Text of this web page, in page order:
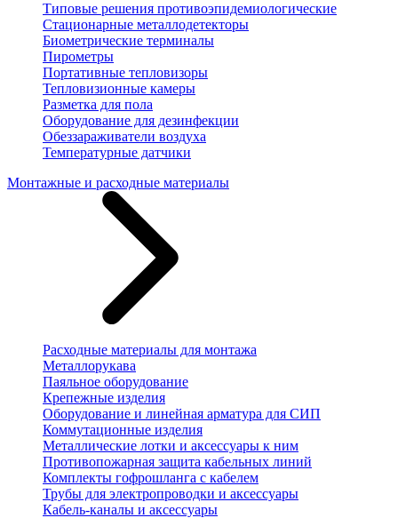
Типовые решения противоэпидемиологические
Стационарные металлодетекторы
Биометрические терминалы
Пирометры
Портативные тепловизоры
Тепловизионные камеры
Разметка для пола
Оборудование для дезинфекции
Обеззараживатели воздуха
Температурные датчики
Монтажные и расходные материалы
Расходные материалы для монтажа
Металлорукава
Паяльное оборудование
Крепежные изделия
Оборудование и линейная арматура для СИП
Коммутационные изделия
Металлические лотки и аксессуары к ним
Противопожарная защита кабельных линий
Комплекты гофрошланга с кабелем
Трубы для электропроводки и аксессуары
Кабель-каналы и аксессуары